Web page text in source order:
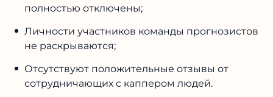
полностью отключены;
Личности участников команды прогнозистов
не раскрываются;
Отсутствуют положительные отзывы от
сотрудничающих с каппером людей.